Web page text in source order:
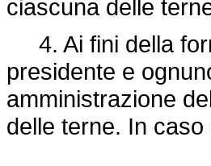
ciascuna delle
4. Ai fini della
presidente e
amministrazione
delle terne. In